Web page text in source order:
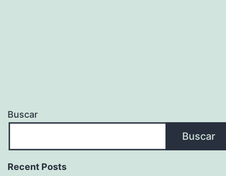
Buscar
Buscar
Recent Posts